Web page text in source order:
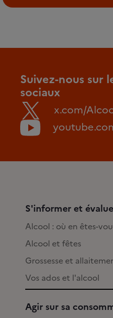
Suivez-nous sur
sociaux
x.com/
S'informer et
Alcool : où en êtes-
Alcool et fêtes
Grossesse et
Vos ados et l'alcool
Agir sur sa